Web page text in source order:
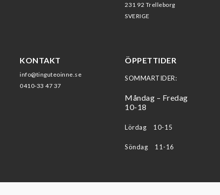
231 92 Trelleborg
SVERIGE
KONTAKT
info@tinguteoinne.se
0410-33 47 37
ÖPPETTIDER
SOMMARTIDER:
Måndag – Fredag
10-18
Lördag 10-15
Söndag 11-16